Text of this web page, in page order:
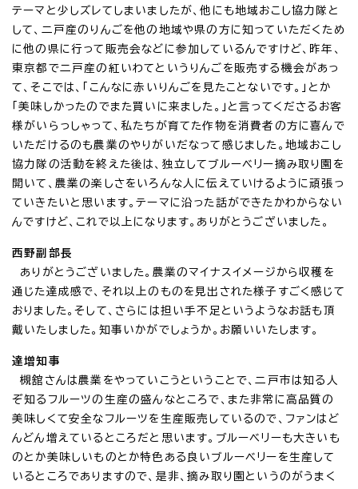
テーマと少しズレてしまいましたが、他にも地域おこし協力隊と
して、二戸産のりんごを他の地域や県の方に知っていただくため
に他の県に行って販売会などに参加しているんですけど、昨年、
東京都で二戸産の紅いわてというりんごを販売する機会があっ
て、そこでは、「こんなに赤いりんごを見たことないです。」とか
「美味しかったのでまた買いに来ました。」と言ってくださるお客
様がいらっしゃって、私たちが育てた作物を消費者の方に喜んで
いただけるのも農業のやりがいだなって感じました。地域おこし
協力隊の活動を終えた後は、独立してブルーベリー摘み取り園を
開いて、農業の楽しさをいろんな人に伝えていけるように頑張っ
ていきたいと思います。テーマに沿った話ができたかわからない
んですけど、これで以上になります。ありがとうございました。
西野副部長
ありがとうございました。農業のマイナスイメージから収穫を
通じた達成感で、それ以上のものを見出された様子すごく感じて
おりました。そして、さらには担い手不足というようなお話も頂
戴いたしました。知事いかがでしょうか。お願いいたします。
達増知事
槻舘さんは農業をやっていこうということで、二戸市は知る人
ぞ知るフルーツの生産の盛んなところで、また非常に高品質の
美味しくて安全なフルーツを生産販売しているので、ファンはど
んどん増えているところだと思います。ブルーベリーも大きいも
のとか美味しいものとか特色ある良いブルーベリーを生産して
いるところでありますので、是非、摘み取り園というのがうまく